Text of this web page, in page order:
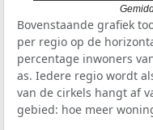
Bovenstaande grafiek
per regio op de
percentage inwoners
as. Iedere regio wordt
van de cirkels hangt af
gebied: hoe meer